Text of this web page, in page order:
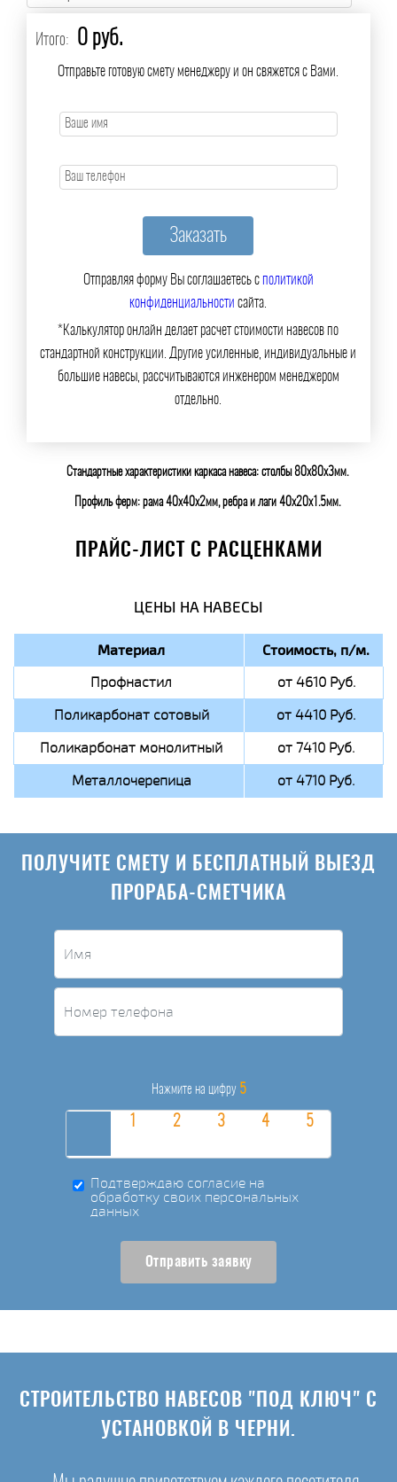
Итого: 0 руб.
Отправьте готовую смету менеджеру и он свяжется с Вами.
Отправляя форму Вы соглашаетесь сполитикой
конфиденциальности сайта.
*Калькулятор онлайн делает расчет стоимости навесов по
стандартной конструкции. Другие усиленные, индивидуальные и
большие навесы, рассчитываются инженером менеджером
отдельно.
Стандартные характеристики каркаса навеса: столбы 80х80х3мм.
Профиль ферм: рама 40х40х2мм, ребра и лаги 40х20х1.5мм.
ПРАЙС-ЛИСТ С РАСЦЕНКАМИ
ЦЕНЫ НА НАВЕСЫ
Материал Стоимость, п/м.
Профнастил
от 4610 Руб.
Поликарбонат сотовый
от 4410 Руб.
Поликарбонат монолитный
от 7410 Руб.
Металлочерепица
от 4710 Руб.
ПОЛУЧИТЕ СМЕТУ И БЕСПЛАТНЫЙ ВЫЕЗД
ПРОРАБА-СМЕТЧИКА
Нажмите на цифру 5
Подтверждаю согласие на
обработку своих персональных
данных
Отправить заявку
СТРОИТЕЛЬСТВО НАВЕСОВ "ПОД КЛЮЧ" С
УСТАНОВКОЙ В ЧЕРНИ.